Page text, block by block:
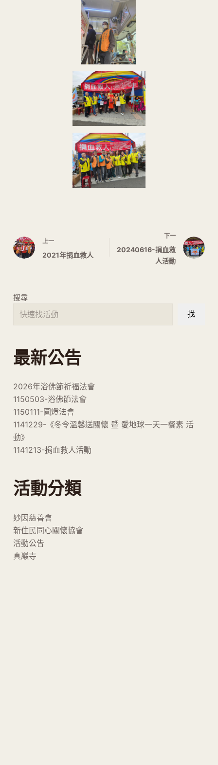
上一
2021年捐血救人
下一
20240616-捐血救
人活動
搜尋
找
最新公告
2026年浴佛節祈福法會
1150503-浴佛節法會
1150111-圓燈法會
1141229-《冬令溫馨送關懷 暨 愛地球一天一餐素 活
動》
1141213-捐血救人活動
活動分類
妙因慈善會
新住民同心關懷協會
活動公告
真巖寺